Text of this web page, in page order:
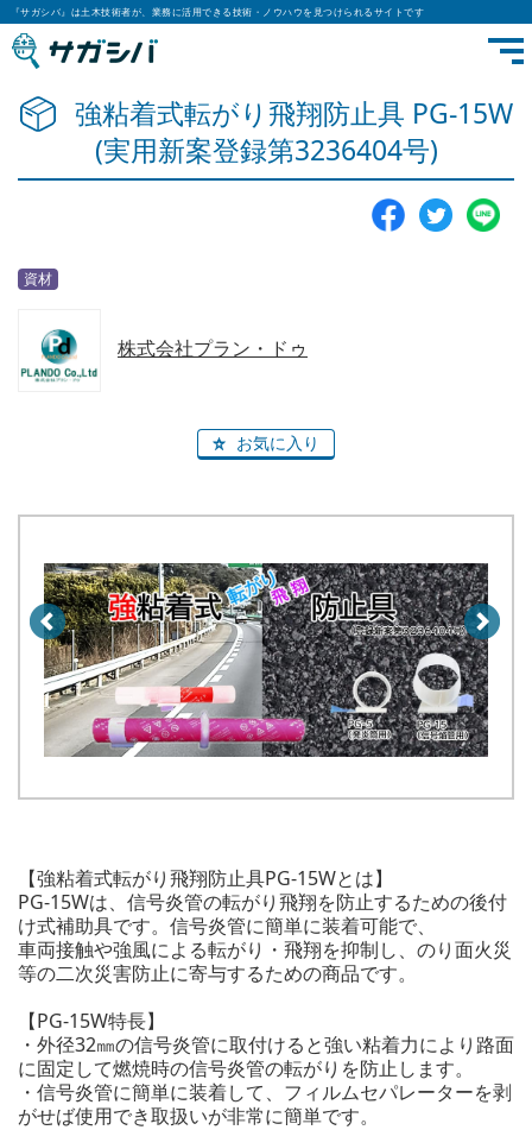
『サガシバ』は土木技術者が、業務に活用できる技術・ノウハウを見つけられるサイトです
強粘着式転がり飛翔防止具 PG-15W
(実用新案登録第3236404号)
資材
株式会社プラン・ドゥ
お気に入り
【強粘着式転がり飛翔防止具PG-15Wとは】
PG-15Wは、信号炎管の転がり飛翔を防止するための後付
け式補助具です。信号炎管に簡単に装着可能で、
車両接触や強風による転がり・飛翔を抑制し、のり面火災
等の二次災害防止に寄与するための商品です。
【PG-15W特長】
・外径32㎜の信号炎管に取付けると強い粘着力により路面
に固定して燃焼時の信号炎管の転がりを防止します。
・信号炎管に簡単に装着して、フィルムセパレーターを剥
がせば使用でき取扱いが非常に簡単です。